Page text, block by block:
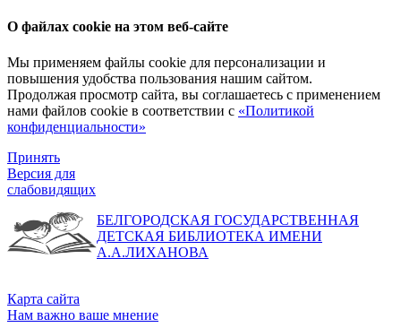
О файлах cookie на этом веб-сайте
Мы применяем файлы cookie для персонализации и
повышения удобства пользования нашим сайтом.
Продолжая просмотр сайта, вы соглашаетесь с применением
нами файлов cookie в соответствии с «Политикой
конфиденциальности»
Принять
Версия для
слабовидящих
БЕЛГОРОДСКАЯ ГОСУДАРСТВЕННАЯ
ДЕТСКАЯ БИБЛИОТЕКА ИМЕНИ
А.А.ЛИХАНОВА
Карта сайта
Нам важно ваше мнение